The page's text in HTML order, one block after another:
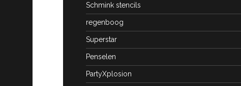
Schmink stencils
regenboog
Superstar
Penselen
PartyXplosion